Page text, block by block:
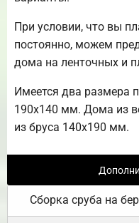
При условии, что вы
постоянно, можем
дома на ленточных и
Имеется два размера
190х140 мм. Дома из
из бруса 140х190 мм.
Сборка сруба на